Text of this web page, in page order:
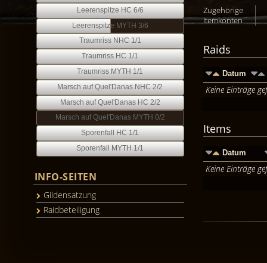
Leerenspitze HC 6/6
Leerenspitze MYTH 3/6
Traumriss NHC 1/1
Traumriss HC 1/1
Traumriss MYTH 1/1
Marsch auf Quel'Danas NHC 2/2
Marsch auf Quel'Danas HC 2/2
Marsch auf Quel'Danas MYTH 0/2
Sporenfall HC 1/1
Sporenfall MYTH 1/1
INFO-SEITEN
Gildensatzung
Raidbeteiligung
Zugehörige
Itemkonten
Raids
Datum
Keine Einträge
Items
Datum
Keine Einträge